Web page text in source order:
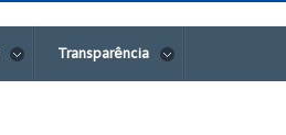
Transparência